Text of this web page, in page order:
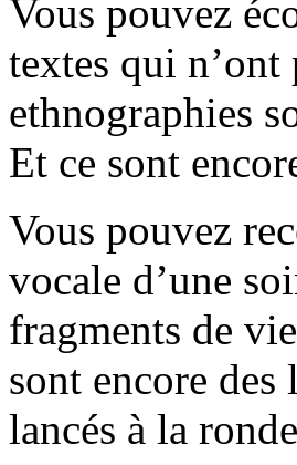
Vous pouvez
textes qui n’ont
ethnographies
Et ce sont
Vous pouvez
vocale d’une
fragments de
sont encore des
lancés à la